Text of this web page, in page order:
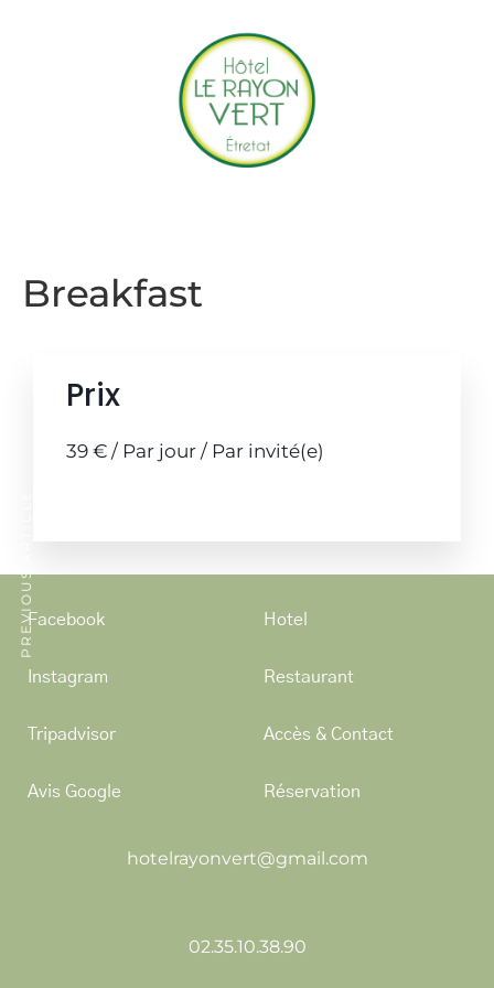
Restaurant
Breakfast
Prix
39 € / Par jour / Par invité(e)
PREVIOUS ARTICLEFacebook
Instagram
Tripadvisor
Avis Google
Hotel
Restaurant
Accès & Contact
Réservation
hotelrayonvert@gmail.com
02.35.10.38.90